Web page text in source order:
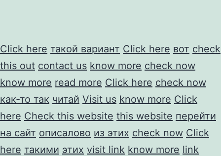
Click here такой вариант Click here вот check
this out contact us know more check now
know more read more Click here check now
как-то так читай Visit us know more Click
here Check this website this website перейти
на сайт описалово из этих check now Click
here такими этих visit link know more link